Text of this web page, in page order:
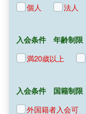
個人 法人
入会条件 年齢制限
満20歳以上
入会条件 国籍制限
外国籍者入会可